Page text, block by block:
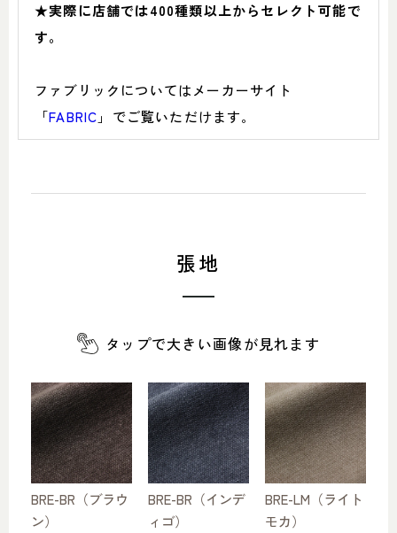
★実際に店舗では400種類以上からセレクト可能で
す。
ファブリックについてはメーカーサイト
「FABRIC 」でご覧いただけます。
張地
タップで大きい画像が見れます
BRE-BR（ブラウ
ン）
BRE-BR（インデ
ィゴ）
BRE-LM（ライト
モカ）